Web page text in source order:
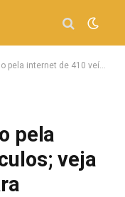
veículos; veja o passo a passo para participar
pela
veja